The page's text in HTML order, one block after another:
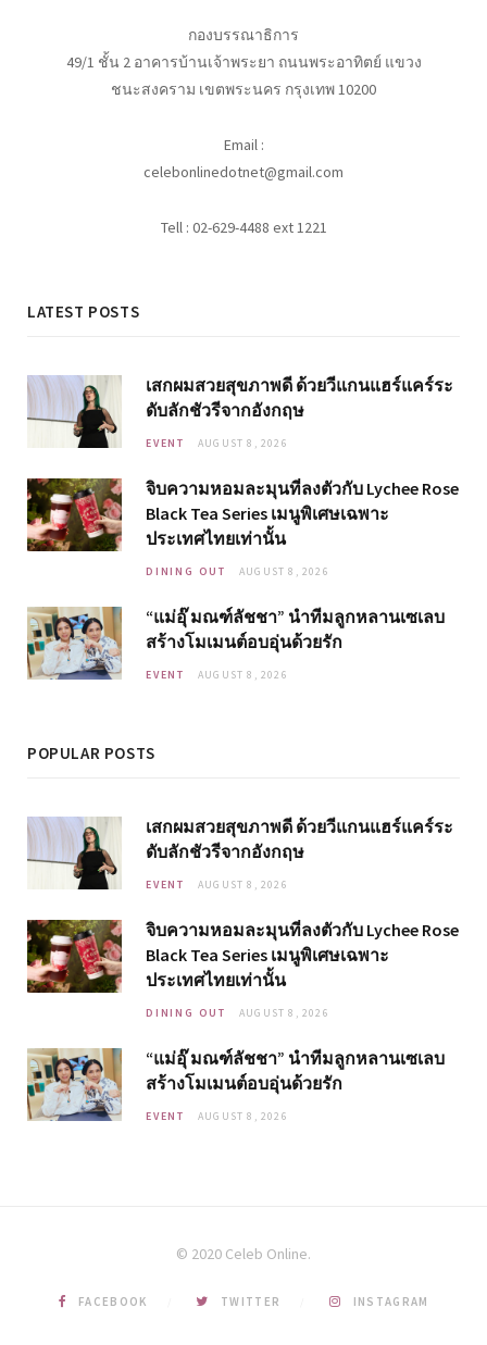
กองบรรณาธิการ
49/1 ชั้น 2 อาคารบ้านเจ้าพระยา ถนนพระอาทิตย์ แขวง
ชนะสงคราม เขตพระนคร กรุงเทพ 10200
Email :
celebonlinedotnet@gmail.com
Tell : 02-629-4488 ext 1221
LATEST POSTS
เสกผมสวยสุขภาพดี ด้วยวีแกนแฮร์แคร์ระ
ดับลักชัวรีจากอังกฤษ
EVENT AUGUST 8, 2026
จิบความหอมละมุนที่ลงตัวกับ Lychee Rose
Black Tea Series เมนูพิเศษเฉพาะ
ประเทศไทยเท่านั้น
DINING OUT AUGUST 8, 2026
“แม่อุ๊ มณฑ์ลัชชา” นำทีมลูกหลานเซเลบ
สร้างโมเมนต์อบอุ่นด้วยรัก
EVENT AUGUST 8, 2026
POPULAR POSTS
เสกผมสวยสุขภาพดี ด้วยวีแกนแฮร์แคร์ระ
ดับลักชัวรีจากอังกฤษ
EVENT AUGUST 8, 2026
จิบความหอมละมุนที่ลงตัวกับ Lychee Rose
Black Tea Series เมนูพิเศษเฉพาะ
ประเทศไทยเท่านั้น
DINING OUT AUGUST 8, 2026
“แม่อุ๊ มณฑ์ลัชชา” นำทีมลูกหลานเซเลบ
สร้างโมเมนต์อบอุ่นด้วยรัก
EVENT AUGUST 8, 2026
© 2020 Celeb Online.
FACEBOOK TWITTER INSTAGRAM